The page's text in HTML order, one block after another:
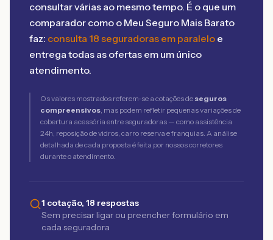
consultar várias ao mesmo tempo. É o que um
comparador como o Meu Seguro Mais Barato
faz: consulta 18 seguradoras em paralelo e
entrega todas as ofertas em um único
atendimento.
Os valores mostrados referem-se a cotações de seguros
compreensivos, mas podem refletir pequenas variações de
cobertura acessória entre seguradoras — como assistência
24h, reposição de vidros, carro reserva e franquias. A análise
detalhada de cada proposta é feita por nossos corretores
durante o atendimento.
1 cotação, 18 respostas
Sem precisar ligar ou preencher formulário em
cada seguradora